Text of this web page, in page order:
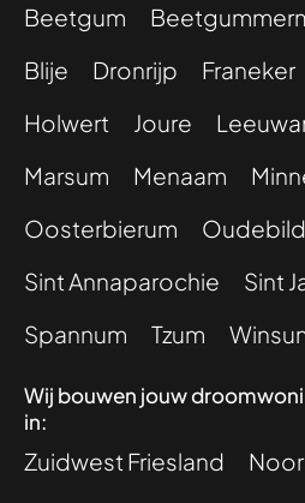
Beetgum
Blije
Dronrijp Franeker
Holwert
Joure
Marsum
Menaam
Oosterbierum
Sint Annaparochie
Sint
Spannum
Tzum
Wij bouwen jouw
in:
Zuidwest Friesland